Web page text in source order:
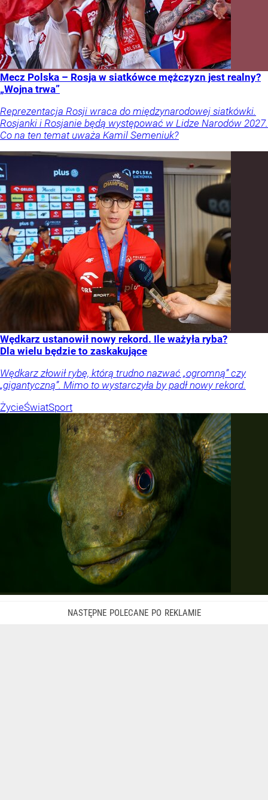
Mecz Polska – Rosja w siatkówce mężczyzn jest realny?
„Wojna trwa”
Reprezentacja Rosji wraca do międzynarodowej siatkówki.
Rosjanki i Rosjanie będą występować w Lidze Narodów 2027.
Co na ten temat uważa Kamil Semeniuk?
Wędkarz ustanowił nowy rekord. Ile ważyła ryba?
Dla wielu będzie to zaskakujące
Wędkarz złowił rybę, którą trudno nazwać „ogromną” czy
„gigantyczną”. Mimo to wystarczyła by padł nowy rekord.
ŻycieŚwiatSport